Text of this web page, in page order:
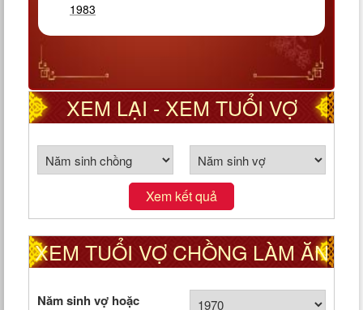
1983
XEM LẠI - XEM TUỔI VỢ
CHỒNG THEO CUNG PHI
Xem kết quả
XEM TUỔI VỢ CHỒNG LÀM ĂN
TỐT HAY XẤU
Năm sinh vợ hoặc